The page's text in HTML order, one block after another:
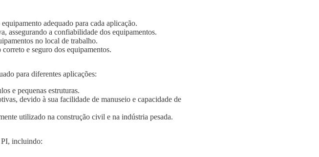
adequado para cada aplicação.
assegurando a confiabilidade dos equipamentos.
no local de trabalho.
e seguro dos equipamentos.
para diferentes aplicações:
e pequenas estruturas.
devido à sua facilidade de manuseio e capacidade de
utilizado na construção civil e na indústria pesada.
PI, incluindo: